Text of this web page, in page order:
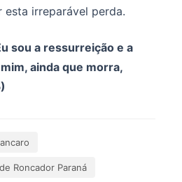
irreparável perda.
sou a ressurreição e a
ainda que morra,
Roncador Paraná